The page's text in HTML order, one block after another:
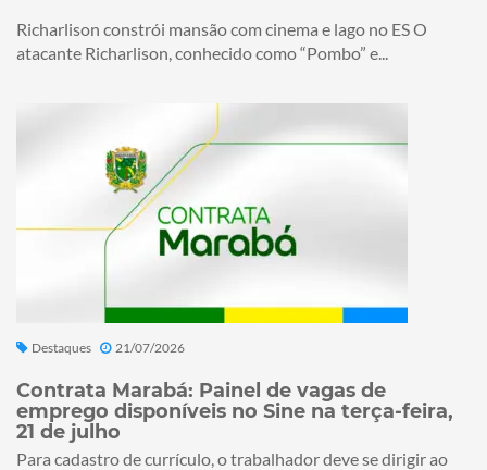
Richarlison constrói mansão com cinema e lago no ES O
atacante Richarlison, conhecido como “Pombo” e...
Destaques 21/07/2026
Contrata Marabá: Painel de vagas de
emprego disponíveis no Sine na terça-feira,
21 de julho
Para cadastro de currículo, o trabalhador deve se dirigir ao